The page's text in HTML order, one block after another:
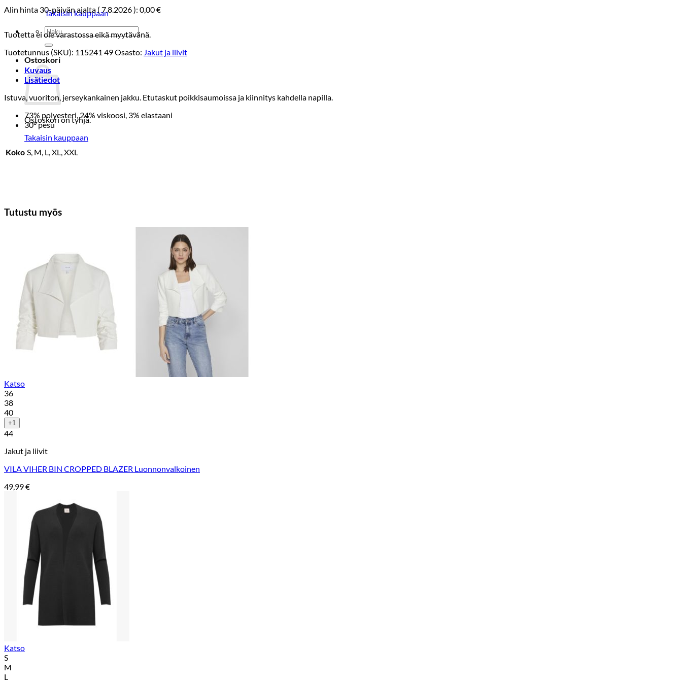
Takaisin kauppaan
Etsi:
Ostoskori
Ostoskori on tyhjä.
Takaisin kauppaan
Alin hinta 30-päivän ajalta ( 7.8.2026): 0,00€
Tuotetta ei ole varastossa eikä myytävänä.
Tuotetunnus (SKU): 115241 49Osasto: Jakut ja liivit
Kuvaus
Lisätiedot
Istuva, vuoriton, jerseykankainen jakku. Etutaskut poikkisaumoissa ja kiinnitys kahdella napilla.
73% polyesteri, 24% viskoosi, 3% elastaani
30° pesu
Koko S, M, L, XL, XXL
Tutustu myös
Katso
36
38
40
+1
44
Jakut ja liivit
VILA VIHER BIN CROPPED BLAZER Luonnonvalkoinen
49,99€
Katso
S
M
L